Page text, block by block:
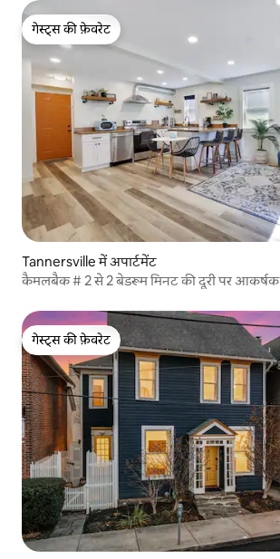
गेस्ट्स की फ़ेवरेट
गेस्ट्स की फ़ेवरेट
Tannersville में अपार्टमेंट
कैमलबैक # 2 से 2 बेडरूम मिनट की दूरी पर आकर्षक
गेस्ट्स की फ़ेवरेट
गेस्ट्स की फ़ेवरेट